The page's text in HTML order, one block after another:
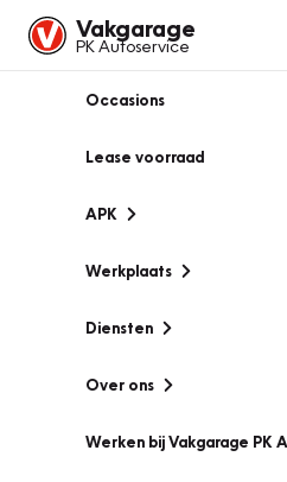
Vakgarage
PK Autoservice
Occasions
Lease voorraad
APK
Werkplaats
Diensten
Over ons
Werken bij Vakgarage PK